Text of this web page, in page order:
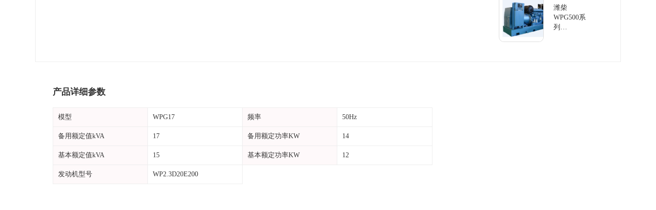
潍柴
WPG500系
列
产品详细参数
模型 WPG17 频率 50Hz
备用额定值kVA 17 备用额定功率KW 14
基本额定值kVA 15 基本额定功率KW 12
发动机型号 WP2.3D20E200